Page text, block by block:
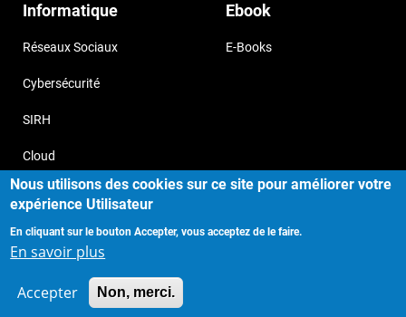
Informatique
Réseaux Sociaux
Cybersécurité
SIRH
Cloud
Ebook
E-Books
Copyright © 2017, Storizborn , all
Nous utilisons des cookies sur ce site pour améliorer votre
expérience Utilisateur
En cliquant sur le bouton Accepter, vous acceptez de le faire.
En savoir plus
Accepter Non, merci.